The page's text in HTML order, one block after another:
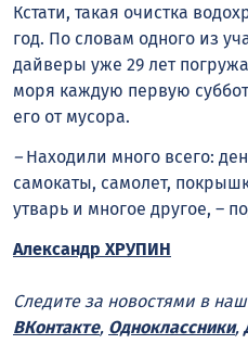
Кстати, такая очистка
год. По словам одного из
дайверы уже 29 лет
моря каждую первую
его от мусора.
–Находили много всего:
самокаты, самолет,
утварь и многое другое, –
Александр ХРУПИН
Следите за новостями в
ВКонтакте, Одноклассники,